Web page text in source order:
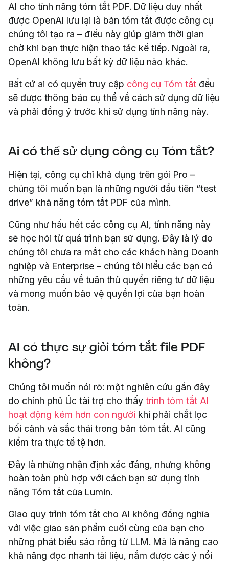
AI cho tính năng tóm tắt PDF. Dữ liệu duy nhất
được OpenAI lưu lại là bản tóm tắt được công cụ
chúng tôi tạo ra – điều này giúp giảm thời gian
chờ khi bạn thực hiện thao tác kế tiếp. Ngoài ra,
OpenAI không lưu bất kỳ dữ liệu nào khác.
Bất cứ ai có quyền truy cập công cụ Tóm tắt đều
sẽ được thông báo cụ thể về cách sử dụng dữ liệu
và phải đồng ý trước khi sử dụng tính năng này.
Ai có thể sử dụng công cụ Tóm tắt?
Hiện tại, công cụ chỉ khả dụng trên gói Pro –
chúng tôi muốn bạn là những người đầu tiên “test
drive” khả năng tóm tắt PDF của mình.
Cũng như hầu hết các công cụ AI, tính năng này
sẽ học hỏi từ quá trình bạn sử dụng. Đây là lý do
chúng tôi chưa ra mắt cho các khách hàng Doanh
nghiệp và Enterprise – chúng tôi hiểu các bạn có
những yêu cầu về tuân thủ quyền riêng tư dữ liệu
và mong muốn bảo vệ quyền lợi của bạn hoàn
toàn.
AI có thực sự giỏi tóm tắt file PDF
không?
Chúng tôi muốn nói rõ: một nghiên cứu gần đây
do chính phủ Úc tài trợ cho thấy trình tóm tắt AI
hoạt động kém hơn con người khi phải chắt lọc
bối cảnh và sắc thái trong bản tóm tắt. AI cũng
kiểm tra thực tế tệ hơn.
Đây là những nhận định xác đáng, nhưng không
hoàn toàn phù hợp với cách bạn sử dụng tính
năng Tóm tắt của Lumin.
Giao quy trình tóm tắt cho AI không đồng nghĩa
với việc giao sản phẩm cuối cùng của bạn cho
những phát biểu sáo rỗng từ LLM. Mà là nâng cao
khả năng đọc nhanh tài liệu, nắm được các ý nổi